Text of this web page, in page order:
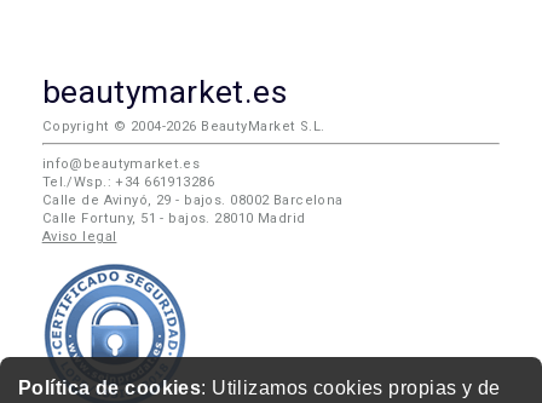
Política de cookies: Utilizamos cookies propias y de
beautymarket.es
Copyright © 2004-2026 BeautyMarket S.L.
info@beautymarket.es
Tel./Wsp.: +34 661913286
Calle de Avinyó, 29 - bajos. 08002 Barcelona
Calle Fortuny, 51 - bajos. 28010 Madrid
Aviso legal